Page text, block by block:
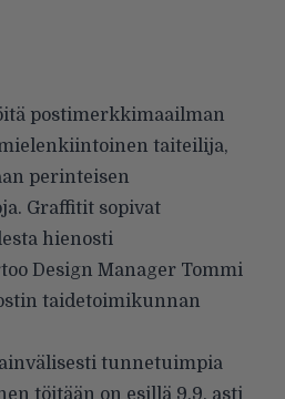
postimerkkimaailman
taiteilija,
perinteisen
Graffitit sopivat
hienosti
Design Manager Tommi
taidetoimikunnan
tunnetuimpia
töitään on esillä 9.9. asti